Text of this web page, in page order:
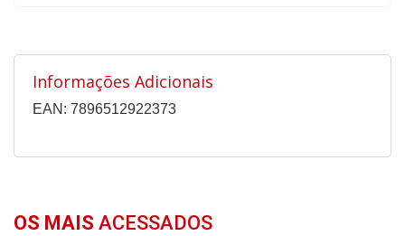
Informações Adicionais
EAN: 7896512922373
OS MAIS ACESSADOS